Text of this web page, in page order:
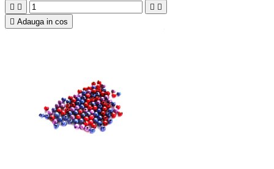
   
 Adauga in cos